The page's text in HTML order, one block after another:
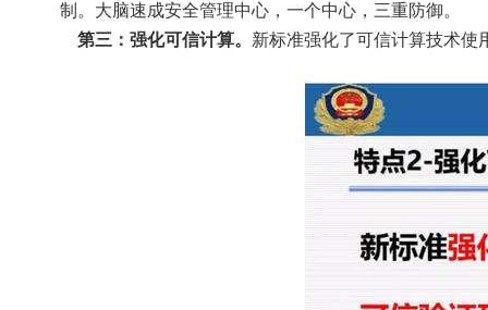
制。大脑速成安全管理中心，一个中心，三重防御。
    第三：强化可信计算。
新标准强化了可信计算技术使